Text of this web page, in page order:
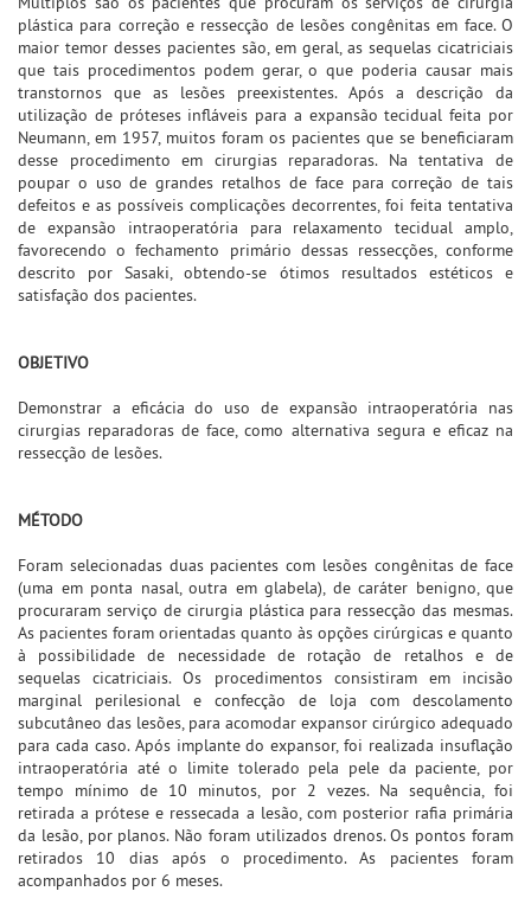
plástica para correção e ressecção de lesões congênitas em face. O
maior temor desses pacientes são, em geral, as sequelas cicatriciais
que tais procedimentos podem gerar, o que poderia causar mais
transtornos que as lesões preexistentes. Após a descrição da
utilização de próteses infláveis para a expansão tecidual feita por
Neumann, em 1957, muitos foram os pacientes que se beneficiaram
desse procedimento em cirurgias reparadoras. Na tentativa de
poupar o uso de grandes retalhos de face para correção de tais
defeitos e as possíveis complicações decorrentes, foi feita tentativa
de expansão intraoperatória para relaxamento tecidual amplo,
favorecendo o fechamento primário dessas ressecções, conforme
descrito por Sasaki, obtendo-se ótimos resultados estéticos e
satisfação dos pacientes.
OBJETIVO
Demonstrar a eficácia do uso de expansão intraoperatória nas
cirurgias reparadoras de face, como alternativa segura e eficaz na
ressecção de lesões.
MÉTODO
Foram selecionadas duas pacientes com lesões congênitas de face
(uma em ponta nasal, outra em glabela), de caráter benigno, que
procuraram serviço de cirurgia plástica para ressecção das mesmas.
As pacientes foram orientadas quanto às opções cirúrgicas e quanto
à possibilidade de necessidade de rotação de retalhos e de
sequelas cicatriciais. Os procedimentos consistiram em incisão
marginal perilesional e confecção de loja com descolamento
subcutâneo das lesões, para acomodar expansor cirúrgico adequado
para cada caso. Após implante do expansor, foi realizada insuflação
intraoperatória até o limite tolerado pela pele da paciente, por
tempo mínimo de 10 minutos, por 2 vezes. Na sequência, foi
retirada a prótese e ressecada a lesão, com posterior rafia primária
da lesão, por planos. Não foram utilizados drenos. Os pontos foram
retirados 10 dias após o procedimento. As pacientes foram
acompanhados por 6 meses.